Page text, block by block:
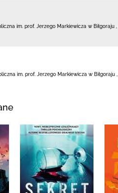
im. prof. Jerzego Markiewicza w Biłgoraju
im. prof. Jerzego Markiewicza w Biłgoraju